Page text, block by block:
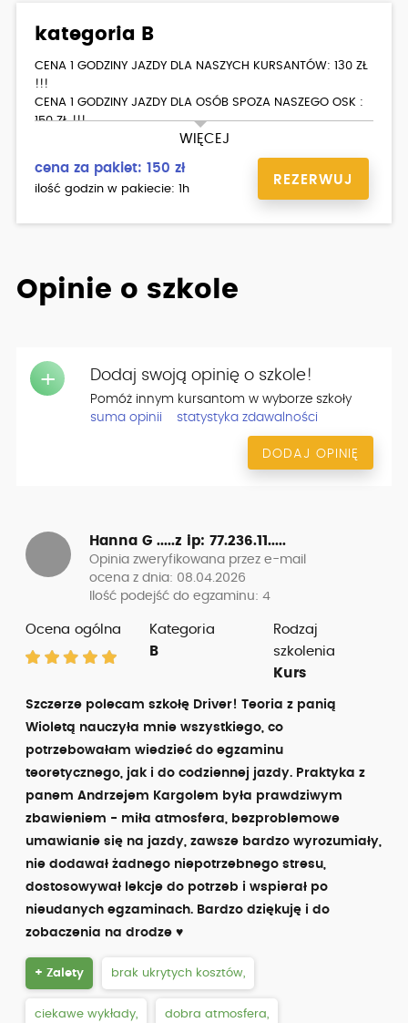
kategoria B
WIĘCEJ
CENA 1 GODZINY JAZDY DLA NASZYCH KURSANTÓW: 130 ZŁ
!!!
CENA 1 GODZINY JAZDY DLA OSÓB SPOZA NASZEGO OSK :
150 ZŁ !!!
- 10 godzin cenie 1400zł. (1 godz.=140zł)
- 20 godz. w cenie 2700zł ł (1 godz.=135zł)
Cena za pojedyncze godziny: 150zł / godz.
Szkolimy na Hyundaiu i20 - auto egzaminacyjne.
Sprawdź dostępne terminy- zadzwoń: 533 354 123.
- Szkolenie na trasach egzaminacyjnych + wskazanie
newralgicznych miejsc
- Szkolenie z obsługi pojazdu krok po kroku - jak na
egzaminie
driving pod kątem egzaminu
- Praktyczne wskazówki odnośnie przebiegu egzaminu -
jak zachować pewność siebie i pokonać stres
szkoleń
- Ocena umiejętności kursanta koniecznych do zdania
egzaminu i samodzielnej jazdy
- Darmowy udział w wykładach realizowanych na
kursach podstawowych w naszej szkole.
Jazdy dodatkowe wykonywane tuż przed egzaminem
bezproblemowego poradzenia sobie z nim.
Interesuje Cię inna ilość godzin? Zadzwoń, a dziewczyny
w biurze przekażą szczegółowy cennik.
cena za pakiet: 150 zł
ilość godzin w pakiecie: 1h
REZERWUJ
Opinie o szkole
+ Dodaj swoją opinię o szkole!
Pomóż innym kursantom w wyborze szkoły
suma opinii
statystyka zdawalności
DODAJ OPINIĘ
Hanna G .....z ip: 77.236.11.....
Opinia zweryfikowana przez e-mail
ocena z dnia: 08.04.2026
Ilość podejść do egzaminu: 4
Ocena ogólna
Kategoria
B
Rodzaj
szkolenia
Kurs
Szczerze polecam szkołę Driver! Teoria z panią
Wioletą nauczyła mnie wszystkiego, co
potrzebowałam wiedzieć do egzaminu
teoretycznego, jak i do codziennej jazdy. Praktyka z
panem Andrzejem Kargolem była prawdziwym
zbawieniem - miła atmosfera, bezproblemowe
umawianie się na jazdy, zawsze bardzo wyrozumiały,
nie dodawał żadnego niepotrzebnego stresu,
dostosowywał lekcje do potrzeb i wspierał po
nieudanych egzaminach. Bardzo dziękuję i do
zobaczenia na drodze ♥
+ Zalety brak ukrytych kosztów,
ciekawe wykłady, dobra atmosfera,